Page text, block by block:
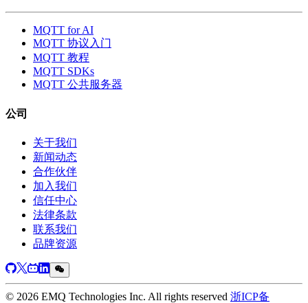
MQTT for AI
MQTT 协议入门
MQTT 教程
MQTT SDKs
MQTT 公共服务器
公司
关于我们
新闻动态
合作伙伴
加入我们
信任中心
法律条款
联系我们
品牌资源
© 2026 EMQ Technologies Inc. All rights reserved 浙ICP备